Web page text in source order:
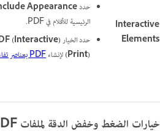
Interactive
Elements
حددAppearance
الرئيسية للأفلام في PDF.
حدد الخيار(Interactive)
(Print)لإنشاءPDF بعناصر تفاعلية
خيارات الضغط وخفض الدقة لملفات PDF